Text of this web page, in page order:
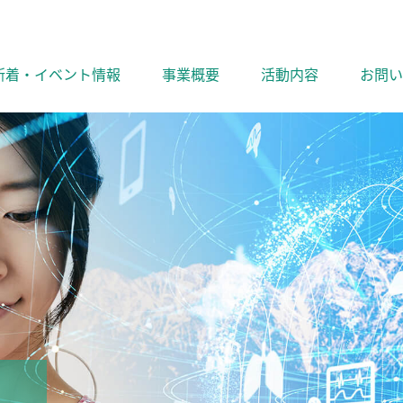
着・イベント情報 事業概要 活動内容 お問